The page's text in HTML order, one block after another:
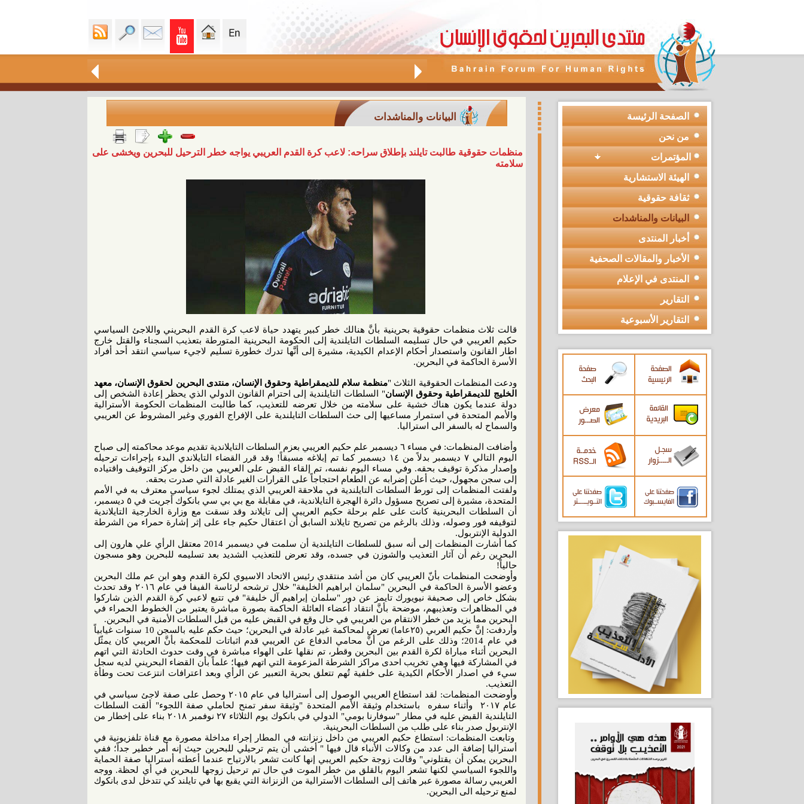
البيانات والمناشدات
منظمات حقوقية طالبت تايلند بإطلاق سراحه: لاعب كرة القدم العريبي يواجه خطر الترحيل للبحرين ويخشى على
سلامته
قالت ثلاث منظمات حقوقية بحرينية بأنَّ هنالك خطر كبير يتهدد حياة لاعب كرة القدم البحريني واللاجئ السياسي
حكيم العريبي في حال تسليمه السلطات التايلندية إلى الحكومة البحرينية المتورطة بتعذيب السجناء والقتل خارج
اطار القانون واستصدار أحكام الإعدام الكيدية، مشيرة إلى أنَّها تدرك خطورة تسليم لاجيء سياسي انتقد أحد أفراد
الأسرة الحاكمة في البحرين.
ودعت المنظمات الحقوقية الثلاث "منظمة سلام للديمقراطية وحقوق الإنسان، منتدى البحرين لحقوق الإنسان، معهد
الخليج للديمقراطية وحقوق الإنسان" السلطات التايلندية إلى احترام القانون الدولي الذي يحظر إعادة الشخص إلى
دولة عندما يكون هناك خشية على سلامته من خلال تعرضه للتعذيب، كما طالبت المنظمات الحكومة الأسترالية
والأمم المتحدة في استمرار مساعيها إلى حث السلطات التايلندية على الإفراج الفوري وغير المشروط عن العريبي
والسماح له بالسفر الى استراليا.
وأضافت المنظمات: في مساء ٦ ديسمبر علم حكيم العريبي بعزم السلطات التايلاندية تقديم موعد محاكمته إلى صباح
اليوم التالي ٧ ديسمبر بدلاً من ١٤ ديسمبر كما تم إبلاغه مسبقاً! وقد قرر القضاء التايلاندي البدء بإجراءات ترحيله
وإصدار مذكرة توقيف بحقه. وفي مساء اليوم نفسه، تم إلقاء القبض على العريبي من داخل مركز التوقيف واقتياده
إلى سجن مجهول، حيث أعلن إضرابه عن الطعام احتجاجاً على القرارات الغير عادلة التي صدرت بحقه.
ولفتت المنظمات إلى تورط السلطات التايلندية في ملاحقة العريبي الذي يمتلك لجوء سياسي معترف به في الأمم
المتحدة، مشيرة إلى تصريح مسؤول دائرة الهجرة التايلاندية، في مقابلة مع بي بي سي بانكوك أجريت في ٥ ديسمبر،
أن السلطات البحرينية كانت على علم برحلة حكيم العريبي إلى تايلاند وقد نسقت مع وزارة الخارجية التايلاندية
لتوقيفه فور وصوله، وذلك بالرغم من تصريح تايلاند السابق أن اعتقال حكيم جاء على إثر إشارة حمراء من الشرطة
الدولية الإنتربول.
كما أشارت المنظمات إلى أنه سبق للسلطات التايلندية أن سلمت في ديسمبر 2014 معتقل الرأي علي هارون إلى
البحرين رغم أن آثار التعذيب والشوزن في جسده، وقد تعرض للتعذيب الشديد بعد تسليمه للبحرين وهو مسجون
حالياً!
وأوضحت المنظمات بأنّ العريبي كان من أشد منتقدي رئيس الاتحاد الاسيوي لكرة القدم وهو ابن عم ملك البحرين
وعضو الأسرة الحاكمة في البحرين "سلمان ابراهيم الخليفة" خلال ترشحه لرئاسة الفيفا في عام ٢٠١٦ وقد تحدث
بشكل خاص إلى صحيفة نيويورك تايمز عن دور "سلمان إبراهيم آل خليفة" في تتبع لاعبي كرة القدم الذين شاركوا
في المظاهرات وتعذيبهم، موضحة بأنَّ انتقاد أعضاء العائلة الحاكمة بصورة مباشرة يعتبر من الخطوط الحمراء في
البحرين مما يزيد من خطر الانتقام من العريبي في حال وقع في القبض عليه من قبل السلطات الأمنية في البحرين.
وأردفت: إنَّ حكيم العربي (٢٥عاما) تعرض لمحاكمة غير عادلة في البحرين؛ حيث حكم عليه بالسجن 10 سنوات غيابياً
في عام 2014؛ وذلك على الرغم من أنَّ محامي الدفاع عن العريبي قدم اثباتات للمحكمة بأنَّ العريبي كان يمثّل
البحرين أثناء مباراة لكرة القدم بين البحرين وقطر، تم نقلها على الهواء مباشرة في وقت حدوث الحادثة التي اتهم
في المشاركة فيها وهي تخريب احدى مراكز الشرطة المزعومة التي اتهم فيها؛ علماً بأن القضاء البحريني لديه سجل
سيء في اصدار الأحكام الكيدية على خلفية تُهم تتعلق بحرية التعبير عن الرأي وبعد اعترافات انتزعت تحت وطأة
التعذيب.
وأوضحت المنظمات: لقد استطاع العريبي الوصول إلى أستراليا في عام ٢٠١٥ وحصل على صفة لاجئ سياسي في
عام ٢٠١٧ وأثناء سفره باستخدام وثيقة الأمم المتحدة "وثيقة سفر تمنح لحاملي صفة اللجوء" ألقت السلطات
التايلندية القبض عليه في مطار "سوفارنا بومي" الدولي في بانكوك يوم الثلاثاء ٢٧ نوفمبر ٢٠١٨ بناء على إخطار من
الإنتربول صدر بناء على طلب من السلطات البحرينية.
وتابعت المنظمات: استطاع حكيم العريبي من داخل زنزانته في المطار إجراء مداخلة مصورة مع قناة تلفزيونية في
أستراليا إضافة الى عدد من وكالات الأنباء قال فيها " أخشى أن يتم ترحيلي للبحرين حيث إنه أمر خطير جداً؛ ففي
البحرين يمكن أن يقتلوني" وقالت زوجة حكيم العريبي إنها كانت تشعر بالارتياح عندما أعطته أستراليا صفة الحماية
واللجوء السياسي لكنها تشعر اليوم بالقلق من خطر الموت في حال تم ترحيل زوجها للبحرين في أي لحظة. ووجه
العريبي رسالة مصورة عبر هاتف إلى السلطات الأسترالية من الزنزانة التي يقبع بها في تايلند كي تتدخل لدى بانكوك
لمنع ترحيله الى البحرين.
الصفحة الرئيسة
من نحن
المؤتمرات
الهيئة الاستشارية
ثقافة حقوقية
البيانات والمناشدات
أخبار المنتدى
الأخبار والمقالات الصحفية
المنتدى في الإعلام
التقارير
التقارير الأسبوعية